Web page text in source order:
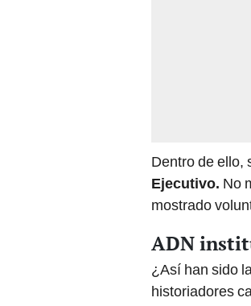
Dentro de
Ejecutivo. No
mostrado
ADN
¿Así han sido
historiadores